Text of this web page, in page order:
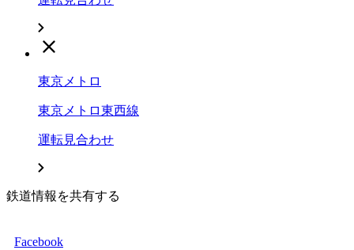
東京メトロ
東京メトロ東西線
運転見合わせ
鉄道情報を共有する
Facebook